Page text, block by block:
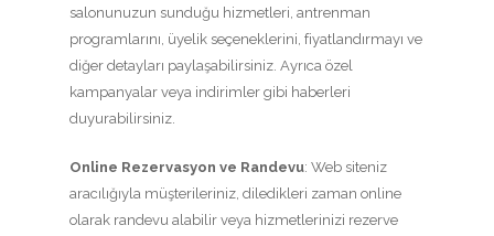
salonunuzun sunduğu hizmetleri, antrenman
programlarını, üyelik seçeneklerini, fiyatlandırmayı ve
diğer detayları paylaşabilirsiniz. Ayrıca özel
kampanyalar veya indirimler gibi haberleri
duyurabilirsiniz.
Online Rezervasyon ve Randevu: Web siteniz
aracılığıyla müşterileriniz, diledikleri zaman online
olarak randevu alabilir veya hizmetlerinizi rezerve